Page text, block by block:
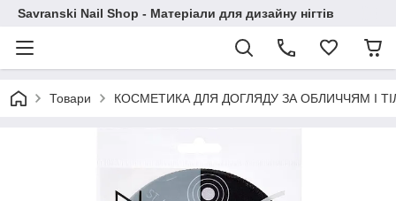
Savranski Nail Shop - Матеріали для дизайну нігтів
Товари КОСМЕТИКА ДЛЯ ДОГЛЯДУ ЗА ОБЛИЧЧЯМ І